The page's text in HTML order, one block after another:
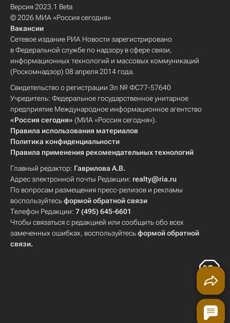
Версия 2023.1 Beta
© 2026 МИА «Россия сегодня»
Вакансии
Сетевое издание РИА Новости зарегистрировано
в Федеральной службе по надзору в сфере связи,
информационных технологий и массовых коммуникаций
(Роскомнадзор) 08 апреля 2014 года.
Свидетельство о регистрации Эл № ФС77-57640
Учредитель: Федеральное государственное унитарное
предприятие Международное информационное агентство
«Россия сегодня» (МИА «Россия сегодня»).
Правила использования материалов
Политика конфиденциальности
Правила применения рекомендательных технологий
Главный редактор: Гаврилова А.В.
Адрес электронной почты Редакции: realty@ria.ru
По вопросам размещения пресс-релизов и рекламы
воспользуйтесьформой обратной связи
Телефон Редакции: 7 (495) 645-6601
Чтобы связаться с редакцией или сообщить обо всех
замеченных ошибках, воспользуйтесьформой обратной
связи.